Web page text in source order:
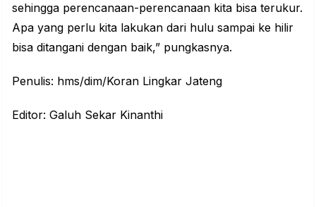
sehingga perencanaan-perencanaan kita bisa terukur.
Apa yang perlu kita lakukan dari hulu sampai ke hilir
bisa ditangani dengan baik,” pungkasnya.
Penulis: hms/dim/Koran Lingkar Jateng
Editor: Galuh Sekar Kinanthi